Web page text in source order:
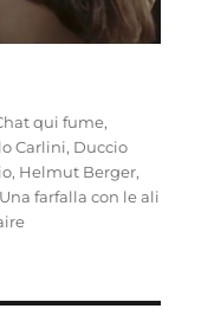
qui fume,
Carlini, Duccio
, Helmut Berger,
Una farfalla con le ali
sur